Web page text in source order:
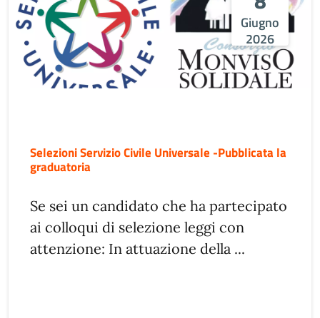
Giugno
2026
Selezioni Servizio Civile Universale -Pubblicata la
graduatoria
Se sei un candidato che ha partecipato
ai colloqui di selezione leggi con
attenzione: In attuazione della ...